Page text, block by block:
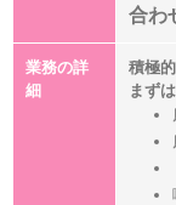
合わ
業務の詳
細
積極
まず